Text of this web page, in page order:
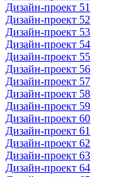
Дизайн-проект 51
Дизайн-проект 52
Дизайн-проект 53
Дизайн-проект 54
Дизайн-проект 55
Дизайн-проект 56
Дизайн-проект 57
Дизайн-проект 58
Дизайн-проект 59
Дизайн-проект 60
Дизайн-проект 61
Дизайн-проект 62
Дизайн-проект 63
Дизайн-проект 64